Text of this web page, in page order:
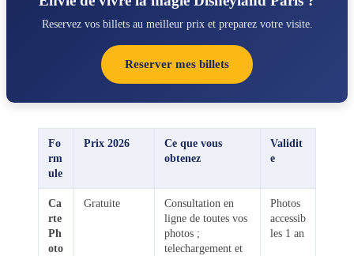
Reservez vos billets au meilleur prix et preparez votre visite.
Reserver mes billets
Fo
rm
ule
Prix 2026
Ce que vous
obtenez
Validit
e
Ca
rte
Ph
oto
Gratuite
Consultation en
ligne de toutes vos
photos ;
telechargement et
Photos
accessib
les 1 an